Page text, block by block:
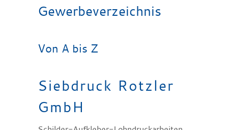
Gewerbeverzeichnis
Von A bis Z
Siebdruck Rotzler
GmbH